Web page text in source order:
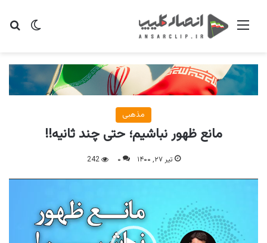
تغییر منو
مذهبی
مانع ظهور نباشیم؛ حتی چند ثانیه!!
تیر ۲۷, ۱۴۰۰ ۰ 242
نمایشگر